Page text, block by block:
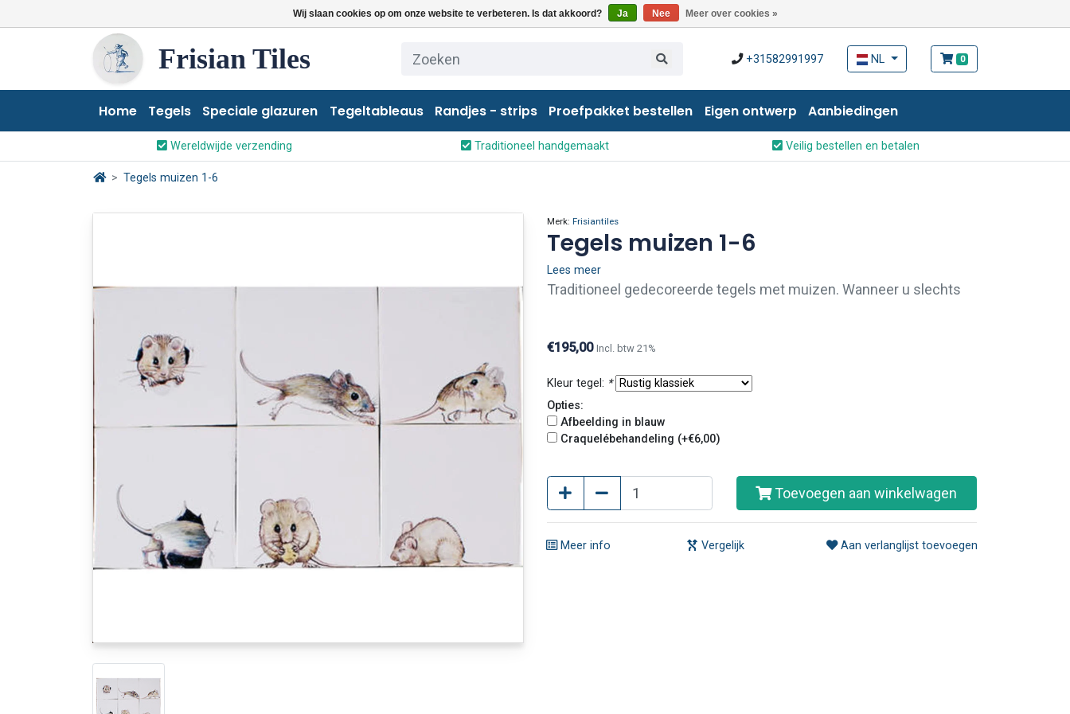
Wij slaan cookies op om onze website te verbeteren. Is dat akkoord? Ja Nee Meer over cookies »
Frisian Tiles +31582991997 NL 0
Home Tegels Speciale glazuren Tegeltableaus Randjes - strips Proefpakket bestellen Eigen ontwerp Aanbiedingen
Wereldwijde verzending Traditioneel handgemaakt Veilig bestellen en betalen
Tegels muizen 1-6
Merk: Frisiantiles
Tegels muizen 1-6
Lees meer
Traditioneel gedecoreerde tegels met muizen. Wanneer u slechts
€195,00 Incl. btw 21%
Kleur tegel: *
Opties:
Afbeelding in blauw
Craquelébehandeling (+€6,00)
Toevoegen aan winkelwagen
Meer info Vergelijk Aan verlanglijst toevoegen